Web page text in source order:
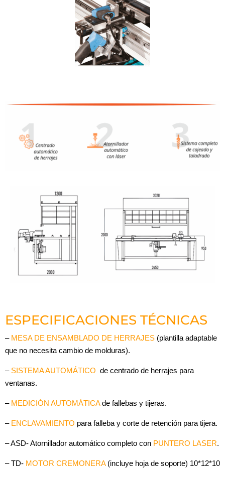
ESPECIFICACIONES TÉCNICAS
– MESA DE ENSAMBLADO DE HERRAJES (plantilla adaptable
que no necesita cambio de molduras).
– SISTEMA AUTOMÁTICO de centrado de herrajes para
ventanas.
– MEDICIÓN AUTOMÁTICAde fallebas y tijeras.
– ENCLAVAMIENTO para falleba y corte de retención para tijera.
– ASD- Atornillador automático completo con PUNTERO LASER.
– TD- MOTOR CREMONERA(incluye hoja de soporte) 10*12*10